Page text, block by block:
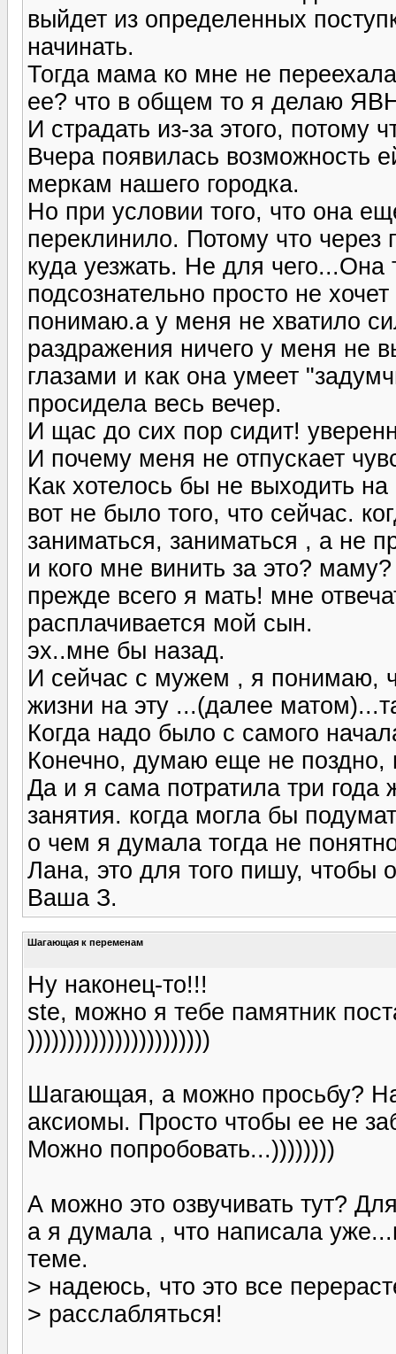
выйдет из определенных
начинать.
Тогда мама ко мне не
ее? что в общем то я делаю
И страдать из-за этого, потому
Вчера появилась возможность
меркам нашего городка.
Но при условии того, что она
переклинило. Потому что
куда уезжать. Не для
подсознательно просто не
понимаю.а у меня не хватило
раздражения ничего у меня не
глазами и как она умеет
просидела весь вечер.
И щас до сих пор сидит!
И почему меня не отпускает
Как хотелось бы не выходить
вот не было того, что сейчас.
заниматься, заниматься , а не
и кого мне винить за это?
прежде всего я мать! мне
расплачивается мой сын.
эх..мне бы назад.
И сейчас с мужем , я понимаю,
жизни на эту ...(далее
Когда надо было с самого
Конечно, думаю еще не поздно,
Да и я сама потратила три года
занятия. когда могла бы
о чем я думала тогда не
Лана, это для того пишу, чтобы
Ваша З.
Шагающая к переменам
Ну наконец-то!!!
ste, можно я тебе памятник
)))))))))))))))))))))))
Шагающая, а можно просьбу?
аксиомы. Просто чтобы ее не
Можно попробовать...))))))))
А можно это озвучивать тут?
а я думала , что написала
теме.
> надеюсь, что это все
> расслабляться!